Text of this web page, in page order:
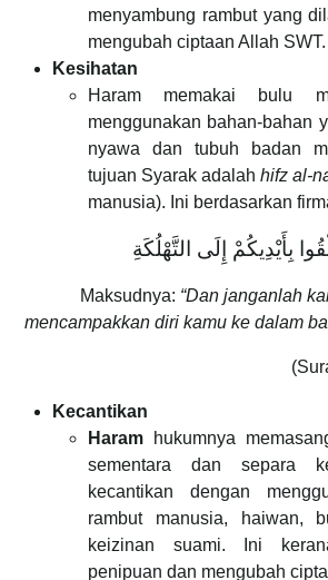
menyambung rambut yang
mengubah ciptaan Allah SWT.
Kesihatan
Haram memakai bulu
menggunakan bahan-bahan
nyawa dan tubuh badan
tujuan Syarak adalah hifz al-
manusia). Ini berdasarkan
بِأَيْدِيكُمْ إِلَى التَّهْلُكَةِ
Maksudnya: “Dan janganlah
mencampakkan diri kamu ke dalam
Kecantikan
Haram hukumnya
sementara dan separa
kecantikan dengan
rambut manusia, haiwan,
keizinan suami. Ini
penipuan dan mengubah